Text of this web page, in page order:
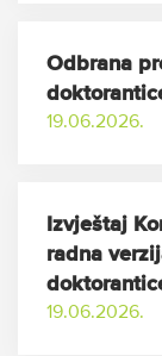
Odbrana
19.06.2026.
Izvještaj
radna
19.06.2026.